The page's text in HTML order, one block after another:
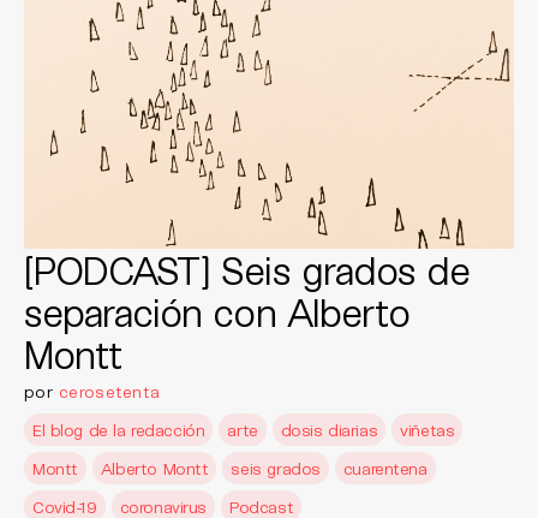
[PODCAST] Seis grados de
separación con Alberto
Montt
por cerosetenta
El blog de la redacción
arte dosis diarias
viñetas
Montt
Alberto Montt seis grados
cuarentena
Covid-19
coronavirus Podcast